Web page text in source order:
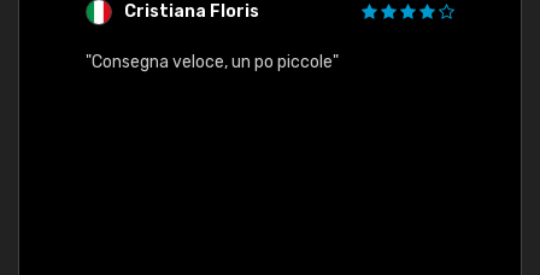
Cristiana Floris
"Consegna veloce, un po piccole"